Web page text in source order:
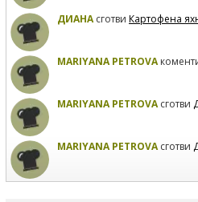
ДИАНАсготви Картофена
MARIYANA PETROVA
MARIYANA PETROVAсготви
MARIYANA PETROVAсготви